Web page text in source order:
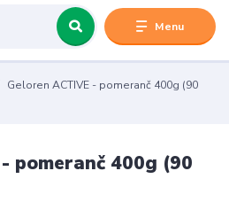
Menu
Geloren ACTIVE - pomeranč 400g (90
pomeranč 400g (90